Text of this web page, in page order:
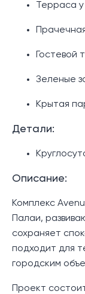
Терраса
Гостевой
Зеленые
Крытая
Детали:
Описание:
Комплекс
Палаи,
сохраняет
подходит для
городским
Проект